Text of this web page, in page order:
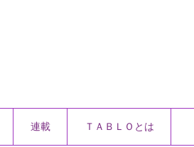
連載 ＴＡＢＬＯとは